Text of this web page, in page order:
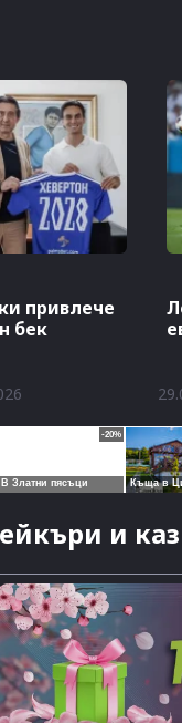
привлече
бек
и